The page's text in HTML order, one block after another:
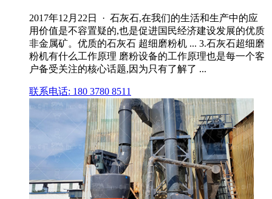
2017年12月22日 · 石灰石,在我们的生活和生产中的应
用价值是不容置疑的,也是促进国民经济建设发展的优质
非金属矿。优质的石灰石 超细磨粉机 ... 3.石灰石超细磨
粉机有什么工作原理 磨粉设备的工作原理也是每一个客
户备受关注的核心话题,因为只有了解了 ...
联系电话: 180 3780 8511